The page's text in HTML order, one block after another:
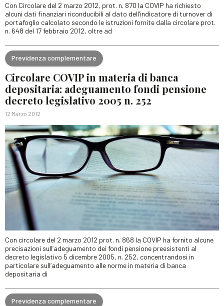
Con Circolare del 2 marzo 2012, prot. n. 870 la COVIP ha richiesto
alcuni dati finanziari riconducibili al dato dell’indicatore di turnover di
portafoglio calcolato secondo le istruzioni fornite dalla circolare prot.
n. 648 del 17 febbraio 2012, oltre ad
Previdenza complementare
Circolare COVIP in materia di banca
depositaria: adeguamento fondi pensione
decreto legislativo 2005 n. 252
12 Marzo 2012
Con circolare del 2 marzo 2012 prot. n. 868 la COVIP ha fornito alcune
precisazioni sull’adeguamento dei fondi pensione preesistenti al
decreto legislativo 5 dicembre 2005, n. 252, concentrandosi in
particolare sull’adeguamento alle norme in materia di banca
depositaria di
Previdenza complementare